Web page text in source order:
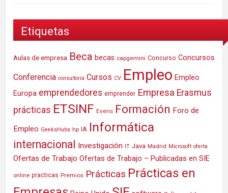
Etiquetas
Aulas de empresa Beca becas capgemini Concurso Concursos
Conferencia consultoria Cursos CV Empleo Empleo
Europa emprendedores emprender Empresa Erasmus
prácticas ETSINF Everis Formación Foro de
Empleo GeeksHubs hp IA Informática
internacional Investigación IT Java Madrid Microsoft oferta
Ofertas de Trabajo Ofertas de Trabajo – Publicadas en SIE
online practicas Premios Prácticas Prácticas en